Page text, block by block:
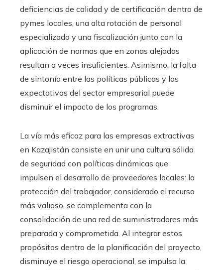
deficiencias de calidad y de certificación dentro de
pymes locales, una alta rotación de personal
especializado y una fiscalización junto con la
aplicación de normas que en zonas alejadas
resultan a veces insuficientes. Asimismo, la falta
de sintonía entre las políticas públicas y las
expectativas del sector empresarial puede
disminuir el impacto de los programas.
La vía más eficaz para las empresas extractivas
en Kazajistán consiste en unir una cultura sólida
de seguridad con políticas dinámicas que
impulsen el desarrollo de proveedores locales: la
protección del trabajador, considerado el recurso
más valioso, se complementa con la
consolidación de una red de suministradores más
preparada y comprometida. Al integrar estos
propósitos dentro de la planificación del proyecto,
disminuye el riesgo operacional, se impulsa la